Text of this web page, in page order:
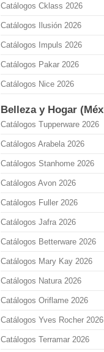
Catálogos Cklass 2026
Catálogos Ilusión 2026
Catálogos Impuls 2026
Catálogos Pakar 2026
Catálogos Nice 2026
Belleza y Hogar
Catálogos Tupperware 2026
Catálogos Arabela 2026
Catálogos Stanhome 2026
Catálogos Avon 2026
Catálogos Fuller 2026
Catálogos Jafra 2026
Catálogos Betterware 2026
Catálogos Mary Kay 2026
Catálogos Natura 2026
Catálogos Oriflame 2026
Catálogos Yves Rocher 2026
Catálogos Terramar 2026